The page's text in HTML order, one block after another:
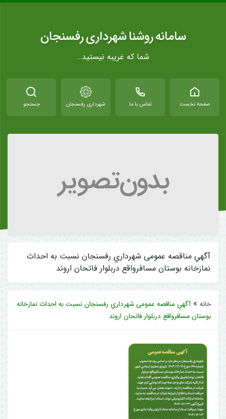
سامانه روشنا شهرداری رفسنجان
شما که غریبه نیستید…
صفحه نخست تماس با ما شهرداری رفسنجان جستجو
آگهي مناقصه عمومی شهرداري رفسنجان نسبت به احداث
نمازخانه بوستان مسافرواقع دربلوار فاتحان اروند
خانه »آگهي مناقصه عمومی شهرداري رفسنجان نسبت به احداث نمازخانه
بوستان مسافرواقع دربلوار فاتحان اروند